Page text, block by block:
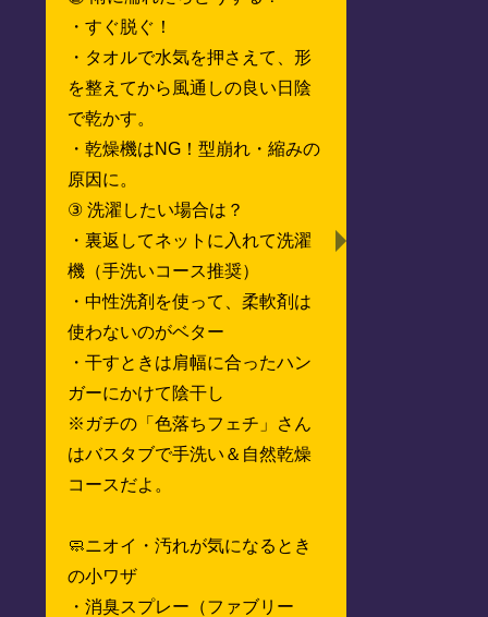
・すぐ脱ぐ！
・タオルで水気を押さえて、形
を整えてから風通しの良い日陰
で乾かす。
・乾燥機はNG！型崩れ・縮みの
原因に。
③ 洗濯したい場合は？
・裏返してネットに入れて洗濯
機（手洗いコース推奨）
・中性洗剤を使って、柔軟剤は
使わないのがベター
・干すときは肩幅に合ったハン
ガーにかけて陰干し
※ガチの「色落ちフェチ」さん
はバスタブで手洗い＆自然乾燥
コースだよ。
🧼ニオイ・汚れが気になるとき
の小ワザ
・消臭スプレー（ファブリー